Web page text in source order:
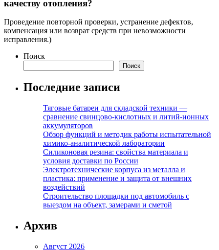
качеству отопления?
Проведение повторной проверки, устранение дефектов,
компенсация или возврат средств при невозможности
исправления.)
Поиск
Поиск
Последние записи
Тяговые батареи для складской техники —
сравнение свинцово-кислотных и литий-ионных
аккумуляторов
Обзор функций и методик работы испытательной
химико-аналитической лаборатории
Силиконовая резина: свойства материала и
условия доставки по России
Электротехнические корпуса из металла и
пластика: применение и защита от внешних
воздействий
Строительство площадки под автомобиль с
выездом на объект, замерами и сметой
Архив
Август 2026